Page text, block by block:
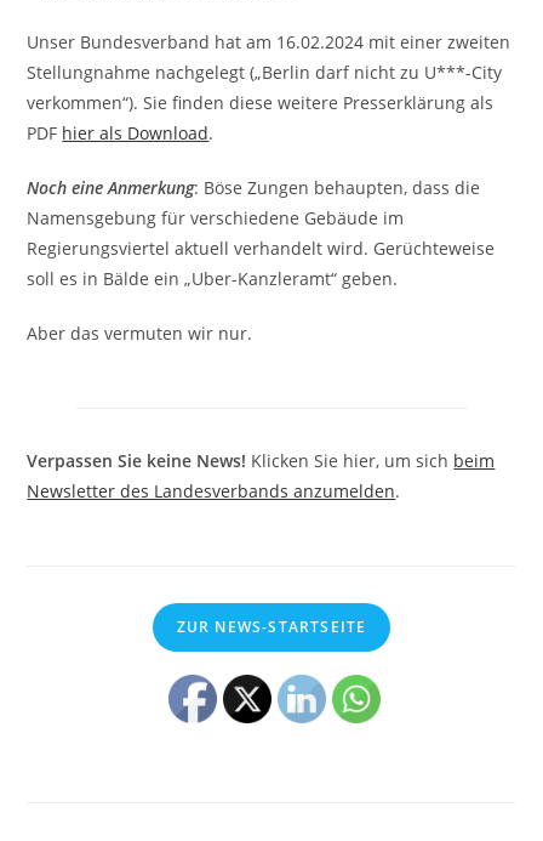
Unser Bundesverband hat am 16.02.2024 mit einer zweiten
Stellungnahme nachgelegt („Berlin darf nicht zu U***-City
verkommen“). Sie finden diese weitere Presserklärung als
PDF hier als Download.
Noch eine Anmerkung: Böse Zungen behaupten, dass die
Namensgebung für verschiedene Gebäude im
Regierungsviertel aktuell verhandelt wird. Gerüchteweise
soll es in Bälde ein „Uber-Kanzleramt“ geben.
Aber das vermuten wir nur.
Verpassen Sie keine News! Klicken Sie hier, um sich beim
Newsletter des Landesverbands anzumelden.
ZUR NEWS-STARTSEITE